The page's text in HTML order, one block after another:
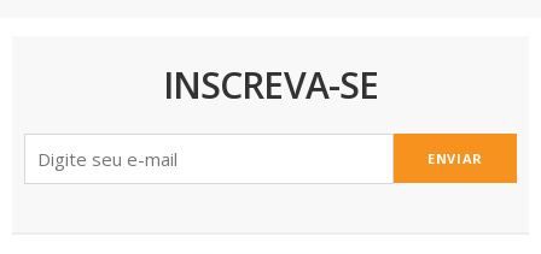
INSCREVA-SE
ENVIAR